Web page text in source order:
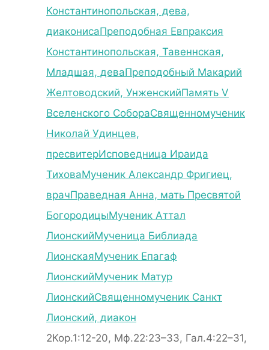
Константинопольская, дева,
диаконисаПреподобная Евпраксия
Константинопольская, Тавеннская,
Младшая, деваПреподобный Макарий
Желтоводский, УнженскийПамять V
Вселенского СобораСвященномученик
Николай Удинцев,
пресвитерИсповедница Ираида
ТиховаМученик Александр Фригиец,
врачПраведная Анна, мать Пресвятой
БогородицыМученик Аттал
ЛионскийМученица Библиада
ЛионскаяМученик Епагаф
ЛионскийМученик Матур
ЛионскийСвященномученик Санкт
Лионский, диакон
2Кор.1:12-20, Мф.22:23–33, Гал.4:22–31,